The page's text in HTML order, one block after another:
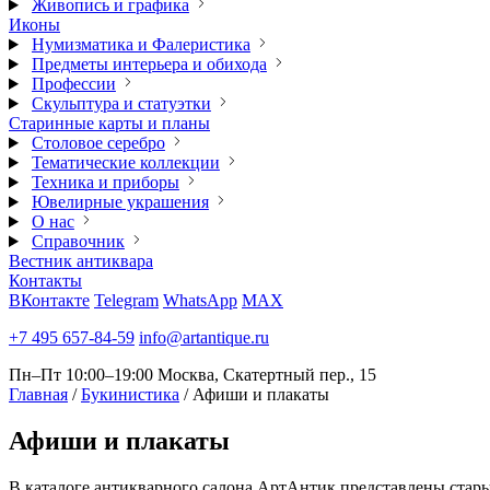
Живопись и графика
Иконы
Нумизматика и Фалеристика
Предметы интерьера и обихода
Профессии
Скульптура и статуэтки
Старинные карты и планы
Столовое серебро
Тематические коллекции
Техника и приборы
Ювелирные украшения
О нас
Справочник
Вестник антиквара
Контакты
ВКонтакте Telegram WhatsApp MAX
+7 495 657-84-59 info@artantique.ru
Пн–Пт 10:00–19:00 Москва, Скатертный пер., 15
Главная / Букинистика / Афиши и плакаты
Афиши и плакаты